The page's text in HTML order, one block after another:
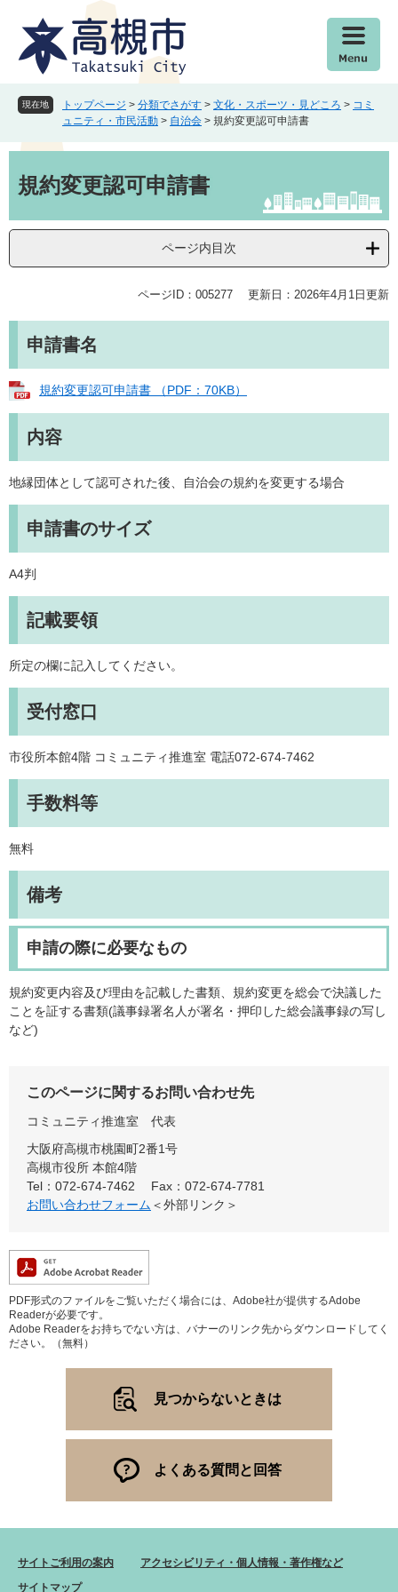
現在地 トップページ > 分類でさがす > 文化・スポーツ・見どころ > コミ
ュニティ・市民活動 > 自治会 > 規約変更認可申請書
文規約変更認可申請書
ページ内目次
ページID：005277 更新日：2026年4月1日更新
申請書名
規約変更認可申請書 （PDF：70KB）
内容
地縁団体として認可された後、自治会の規約を変更する場合
申請書のサイズ
A4判
記載要領
所定の欄に記入してください。
受付窓口
市役所本館4階 コミュニティ推進室 電話072-674-7462
手数料等
無料
備考
申請の際に必要なもの
規約変更内容及び理由を記載した書類、規約変更を総会で決議した
ことを証する書類(議事録署名人が署名・押印した総会議事録の写し
など)
このページに関するお問い合わせ先
コミュニティ推進室
代表
大阪府高槻市桃園町2番1号
高槻市役所 本館4階
Tel：072-674-7462
Fax：072-674-7781
お問い合わせフォーム ＜外部リンク＞
PDF形式のファイルをご覧いただく場合には、Adobe社が提供するAdobe
Readerが必要です。
Adobe Readerをお持ちでない方は、バナーのリンク先からダウンロードしてく
ださい。（無料）
見つからないときは
よくある質問と回答
サイトご利用の案内
アクセシビリティ・個人情報・著作権など
サイトマップ